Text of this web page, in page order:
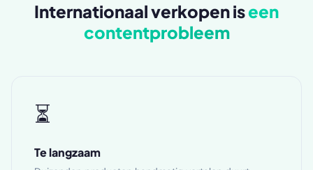
Internationaal verkopen iseen
contentprobleem
⏳
Te langzaam